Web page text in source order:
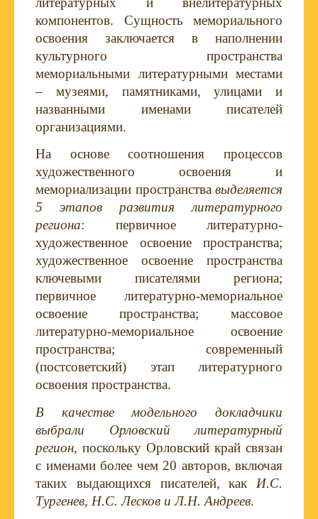
компонентов. Сущность мемориального
освоения заключается в наполнении
культурного пространства
мемориальными литературными местами
– музеями, памятниками, улицами и
названными именами писателей
организациями.
На основе соотношения процессов
художественного освоения и
мемориализации пространства выделяется
5 этапов развития литературного
региона: первичное литературно-
художественное освоение пространства;
художественное освоение пространства
ключевыми писателями региона;
первичное литературно-мемориальное
освоение пространства; массовое
литературно-мемориальное освоение
пространства; современный
(постсоветский) этап литературного
освоения пространства.
В качестве модельного докладчики
выбрали Орловский литературный
регион, поскольку Орловский край связан
с именами более чем 20 авторов, включая
таких выдающихся писателей, как И.С.
Тургенев, Н.С. Лесков и Л.Н. Андреев.